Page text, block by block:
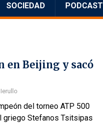
SOCIEDAD PODCAST
en Beijing y sacó
del torneo ATP 500
griego Stefanos Tsitsipas